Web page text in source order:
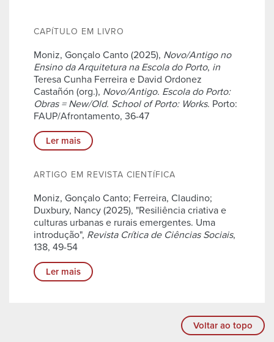
CAPÍTULO EM LIVRO
Moniz, Gonçalo Canto (2025), Novo/Antigo no
Ensino da Arquitetura na Escola do Porto, in
Teresa Cunha Ferreira e David Ordonez
Castañón (org.), Novo/Antigo. Escola do Porto:
Obras = New/Old. School of Porto: Works. Porto:
FAUP/Afrontamento, 36-47
Ler mais
ARTIGO EM REVISTA CIENTÍFICA
Moniz, Gonçalo Canto; Ferreira, Claudino;
Duxbury, Nancy (2025), "Resiliência criativa e
culturas urbanas e rurais emergentes. Uma
introdução", Revista Crítica de Ciências Sociais,
138, 49-54
Ler mais
Voltar ao topo